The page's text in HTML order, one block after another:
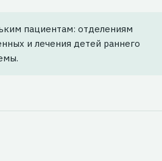
пациентам: отделениям
и лечения детей раннего